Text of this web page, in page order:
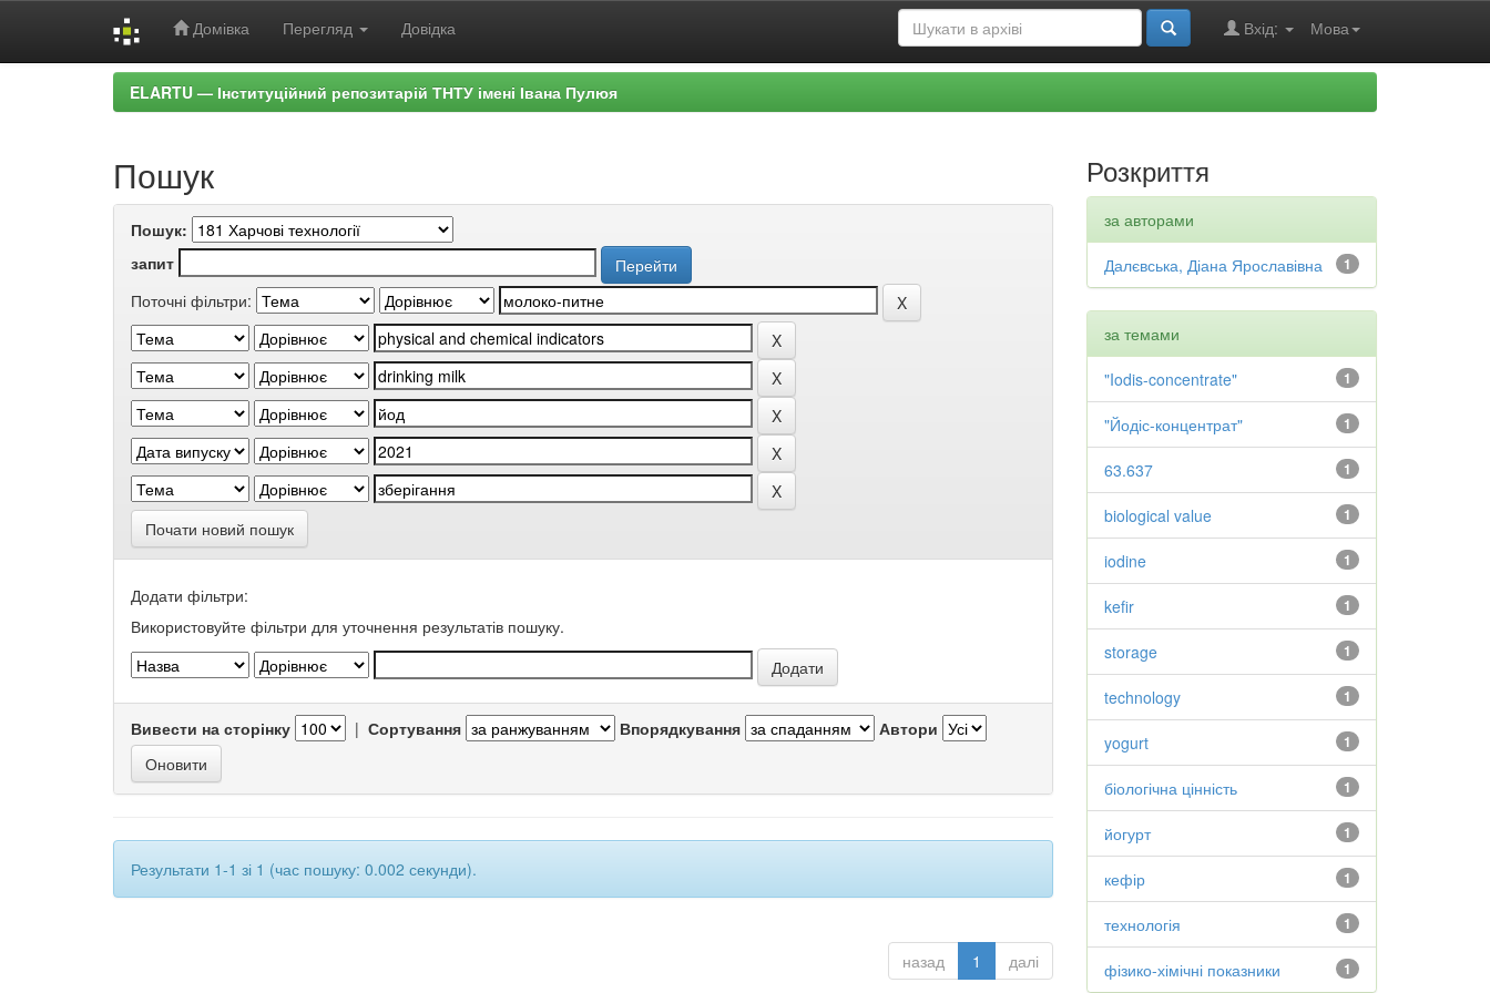
Домівка Перегляд Довідка Мова
Вхід:
ELARTU — Інституційний репозитарій ТНТУ імені Івана Пулюя
Пошук
Пошук:
запит
Поточні фільтри:
Почати новий пошук
Додати фільтри:
Використовуйте фільтри для уточнення результатів пошуку.
Вивести на сторінку | Сортування Впорядкування Автори
Результати 1-1 зі 1 (час пошуку: 0.002 секунди).
назад 1 далі
Розкриття
за авторами
1
Далєвська, Діана Ярославівна
за темами
1
"Iodis-concentrate"
1
"Йодіс-концентрат"
1
63.637
1
biological value
1
iodine
1
kefir
1
storage
1
technology
1
yogurt
1
біологічна цінність
1
йогурт
1
кефір
1
технологія
1
фізико-хімічні показники